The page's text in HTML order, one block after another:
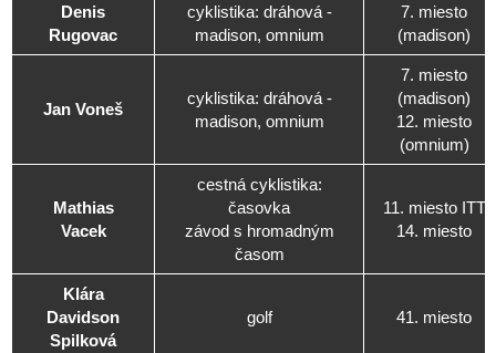
Denis
Rugovac
cyklistika: dráhová -
madison, omnium
7. miesto
(madison)
Jan Voneš
cyklistika: dráhová -
madison, omnium
7. miesto
(madison)
12. miesto
(omnium)
Mathias
Vacek
cestná cyklistika:
časovka
závod s hromadným
časom
11. miesto ITT
14. miesto
Klára
Davidson
Spilková
golf 41. miesto